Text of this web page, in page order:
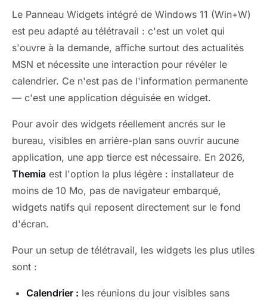
Le Panneau Widgets intégré de Windows 11 (Win+W)
est peu adapté au télétravail : c'est un volet qui
s'ouvre à la demande, affiche surtout des actualités
MSN et nécessite une interaction pour révéler le
calendrier. Ce n'est pas de l'information permanente
— c'est une application déguisée en widget.
Pour avoir des widgets réellement ancrés sur le
bureau, visibles en arrière-plan sans ouvrir aucune
application, une app tierce est nécessaire. En 2026,
Themia est l'option la plus légère : installateur de
moins de 10 Mo, pas de navigateur embarqué,
widgets natifs qui reposent directement sur le fond
d'écran.
Pour un setup de télétravail, les widgets les plus utiles
sont :
Calendrier : les réunions du jour visibles sans